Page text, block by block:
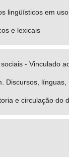
lingüísticos em
e lexicais
- Vinculado
Discursos, línguas,
e circulação do